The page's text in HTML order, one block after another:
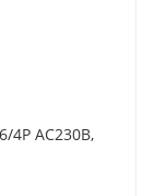
4P AC230В,